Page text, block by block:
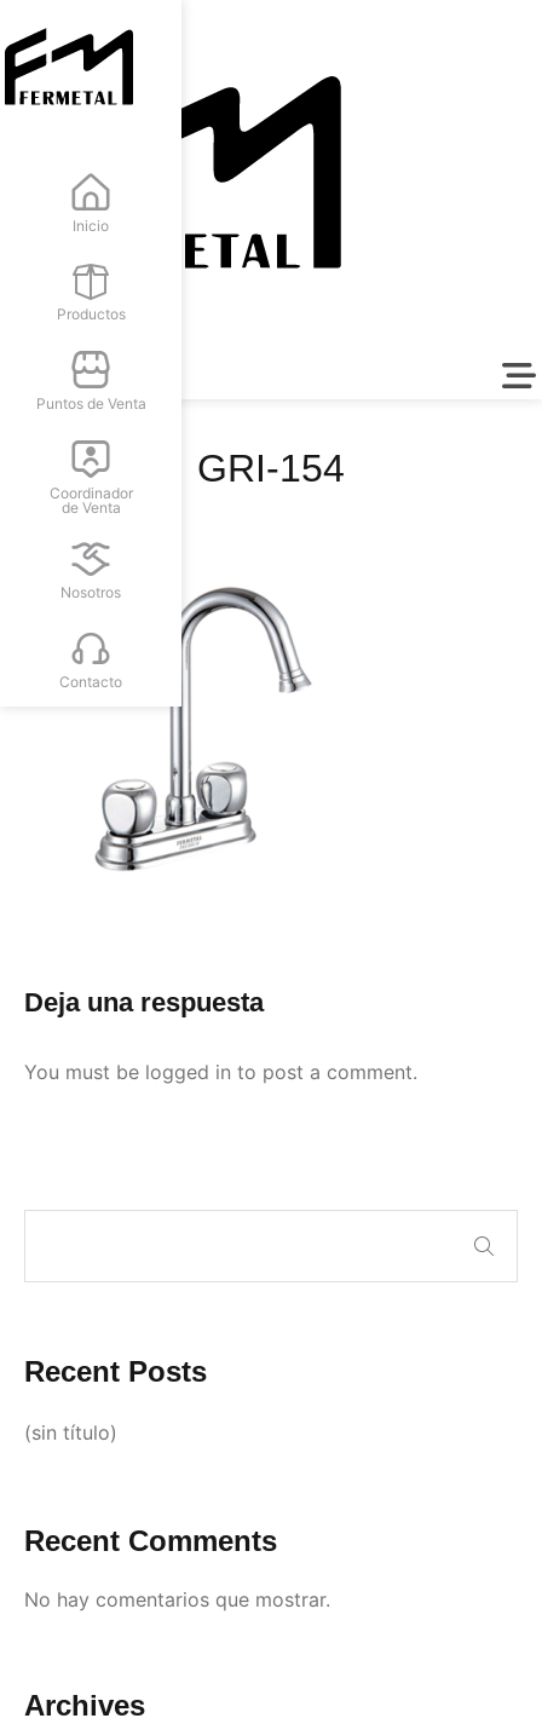
Inicio
Productos
Puntos de Venta
Coordinador
de Venta
Nosotros
Contacto
GRI-154
Recent Posts
(sin título)
Recent Comments
No hay comentarios que mostrar.
Archives
Deja una respuesta
You must be logged in to post a comment.